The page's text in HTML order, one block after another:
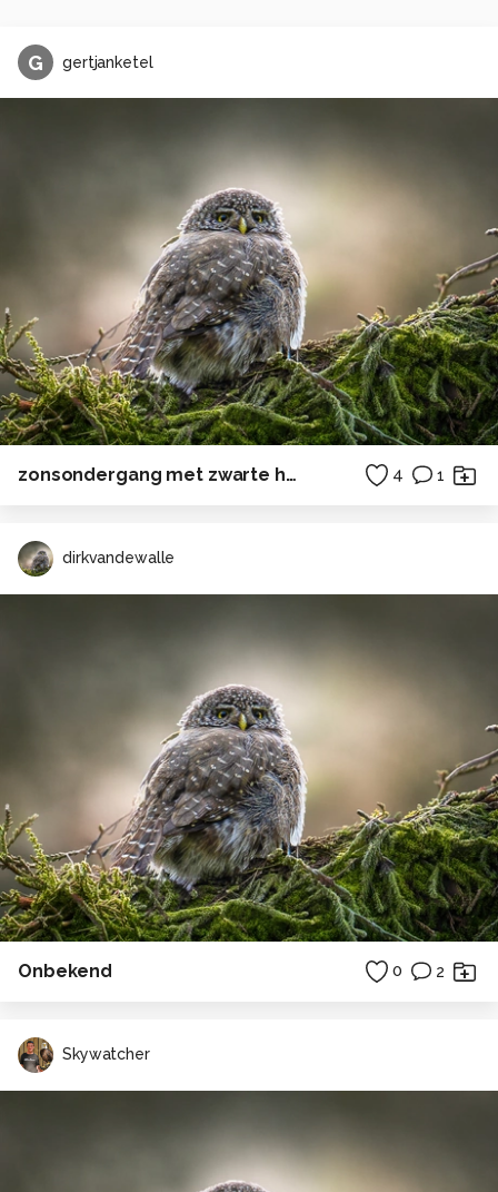
G gertjanketel
zonsondergang met zwarte heidelibel 4 1
dirkvandewalle
Onbekend 0 2
Skywatcher